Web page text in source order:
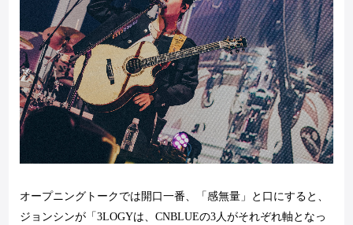
オープニングトークでは開口一番、「感無量」と口にすると、
ジョンシンが「3LOGYは、CNBLUEの3人がそれぞれ軸となっ